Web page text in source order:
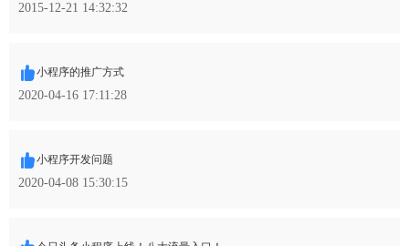
2015-12-21 14:32:32
小程序的推广方式
2020-04-16 17:11:28
小程序开发问题
2020-04-08 15:30:15